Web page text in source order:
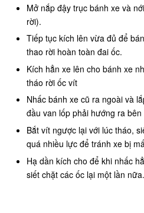
Mở nắp đậy trục bánh xe và
rời).
Tiếp tục kích lên vừa đủ để
thao rời hoàn toàn đai ốc.
Kích hẳn xe lên cho bánh xe
tháo rời ốc vít
Nhấc bánh xe cũ ra ngoài và
đầu van lốp phải hướng ra
Bắt vít ngược lại với lúc tháo,
quá nhiều lực để tránh xe bị
Hạ dần kích cho để khi nhấc
siết chặt các ốc lại một lần nữa.